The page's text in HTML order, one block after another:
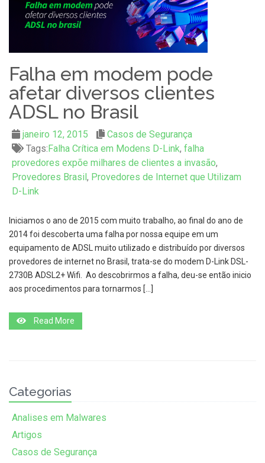
Falha em modem pode
afetar diversos clientes
ADSL no Brasil
janeiro 12, 2015
Casos de Segurança
Tags: Falha Crítica em Modens D-Link, falha
provedores expõe milhares de clientes a invasão,
Provedores Brasil , Provedores de Internet que Utilizam
D-Link
Iniciamos o ano de 2015 com muito trabalho, ao final do ano de
2014 foi descoberta uma falha por nossa equipe em um
equipamento de ADSL muito utilizado e distribuído por diversos
provedores de internet no Brasil, trata-se do modem D-Link DSL-
2730B ADSL2+ Wifi. Ao descobrirmos a falha, deu-se então inicio
aos procedimentos para tornarmos […]
Read More
Categorias
Analises em Malwares
Artigos
Casos de Segurança